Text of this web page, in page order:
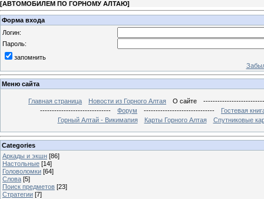
[АВТОМОБИЛЕМ ПО ГОРНОМУ АЛТАЮ]
Форма входа
Логин:
Пароль:
запомнить
Меню сайта
Главная страница Новости из Горного Алтая О сайте
------------------------------
Форум ------------------------------
Гостевая
Горный Алтай - Викимапия
Карты Горного Алтая Спутниковые
Categories
Аркады и экшн [86]
Настольные [14]
Головоломки [64]
Слова [5]
Поиск предметов [23]
Стратегии [7]